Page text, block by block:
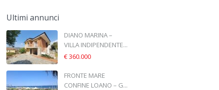
Ultimi annunci
DIANO MARINA –
VILLA INDIPENDENTE...
€ 360.000
FRONTE MARE
CONFINE LOANO – G...